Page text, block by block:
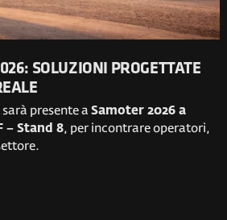
SOLUZIONI PROGETTATE
sarà presente aSamoter 2026 a
– Stand 8, per incontrare operatori,